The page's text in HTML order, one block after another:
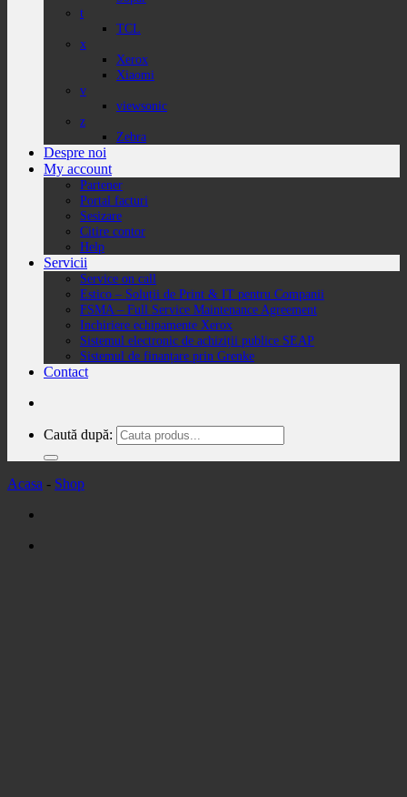
t
TCL
x
Xerox
Xiaomi
v
viewsonic
z
Zebra
Despre noi
My account
Partener
Portal facturi
Sesizare
Citire contor
Help
Servicii
Service on call
Estico – Soluții de Print & IT pentru Companii
FSMA – Full Service Maintenance Agreement
Inchiriere echipamente Xerox
Sistemul electronic de achiziții publice SEAP
Sistemul de finanțare prin Grenke
Contact
Caută după:
Acasa - Shop